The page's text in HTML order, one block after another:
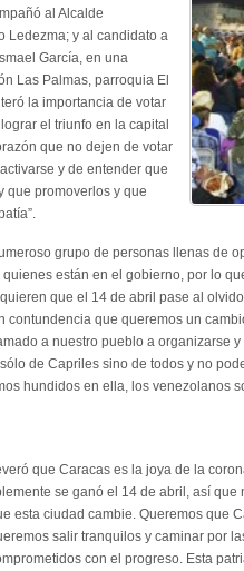
al Alcalde
Ledezma; y al candidato a
García, en una
Las Palmas, parroquia El
la importancia de votar
el triunfo en la capital
que no dejen de votar
y de entender que
que promoverlos y que
grupo de personas llenas de
están en el gobierno, por lo
que el 14 de abril pase al
contundencia que queremos un
a nuestro pueblo a organizarse
de Capriles sino de todos y no
hundidos en ella, los venezolanos
que Caracas es la joya de la
se ganó el 14 de abril, así que
esta ciudad cambie. Queremos que
salir tranquilos y caminar por
con el progreso. Esta